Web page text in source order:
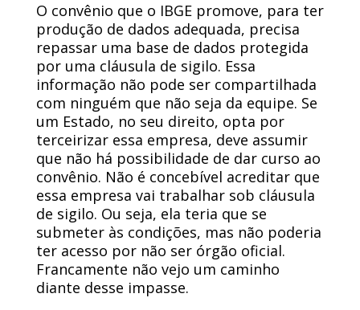
O convênio que o IBGE promove, para ter
produção de dados adequada, precisa
repassar uma base de dados protegida
por uma cláusula de sigilo. Essa
informação não pode ser compartilhada
com ninguém que não seja da equipe. Se
um Estado, no seu direito, opta por
terceirizar essa empresa, deve assumir
que não há possibilidade de dar curso ao
convênio. Não é concebível acreditar que
essa empresa vai trabalhar sob cláusula
de sigilo. Ou seja, ela teria que se
submeter às condições, mas não poderia
ter acesso por não ser órgão oficial.
Francamente não vejo um caminho
diante desse impasse.